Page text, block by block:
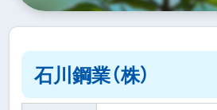
石川鋼業（株）